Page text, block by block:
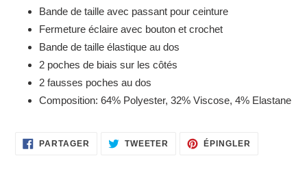
Bande de taille avec passant pour ceinture
Fermeture éclaire avec bouton et crochet
Bande de taille élastique au dos
2 poches de biais sur les côtés
2 fausses poches au dos
Composition: 64% Polyester, 32% Viscose, 4% Elastane
PARTAGER PARTAGER
SUR
TWEETER TWEETER
SUR
ÉPINGLER